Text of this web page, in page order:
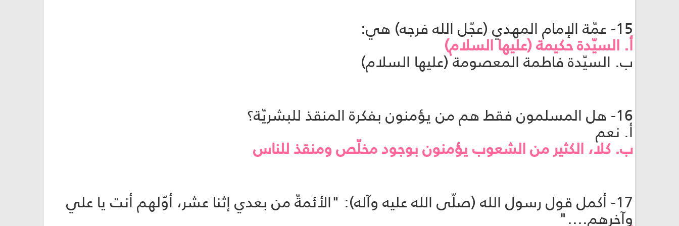
15- عمّة الإمام المهدي (عجّل الله فرجه) هي:
أ. السيّدة حكيمة (عليها السلام)
ب. السيّدة فاطمة المعصومة (عليها السلام)
16- هل المسلمون فقط هم من يؤمنون بفكرة المنقذ للبشريّة؟
أ. نعم
ب. كلا، الكثير من الشعوب يؤمنون بوجود مخلّص ومنقذ للناس
17- أكمل قول رسول الله (صلّى الله عليه وآله): "الأئمةّ من بعدي إثنا عشر، أوّلهم أنت يا علي
وآخرهم...."